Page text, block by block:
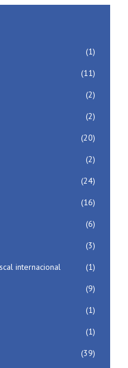
(1)
(11)
(2)
(2)
(20)
(2)
(24)
(16)
(6)
(3)
internacional
(1)
(9)
(1)
(1)
(39)